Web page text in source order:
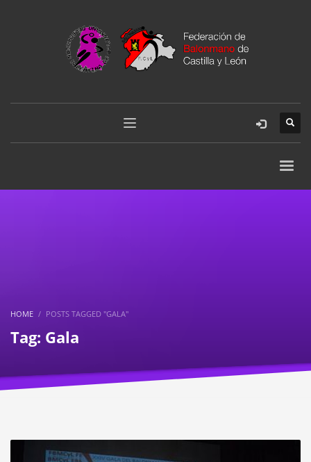
HOME POSTS TAGGED "GALA"
Tag: Gala